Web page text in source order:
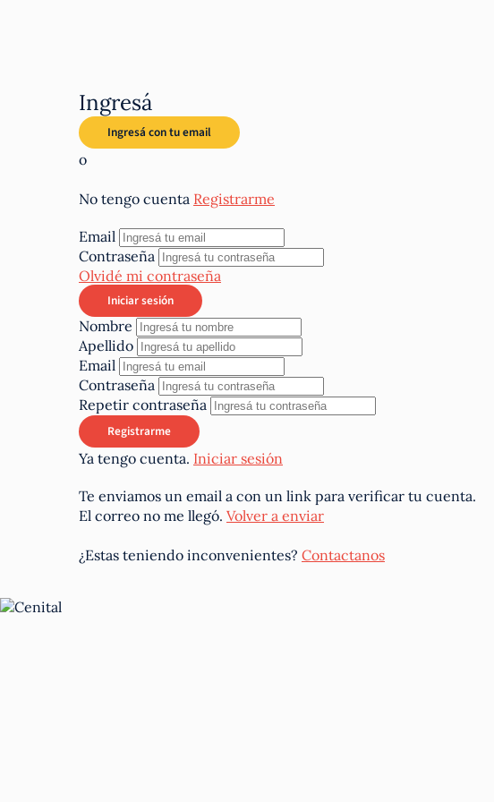
Ingresá
o
No tengo cuenta Registrarme
Email
Contraseña
Olvidé mi contraseña
Nombre
Apellido
Email
Contraseña
Repetir contraseña
Ya tengo cuenta. Iniciar sesión
Te enviamos un email a con un link para verificar tu cuenta.
El correo no me llegó. Volver a enviar
¿Estas teniendo inconvenientes? Contactanos